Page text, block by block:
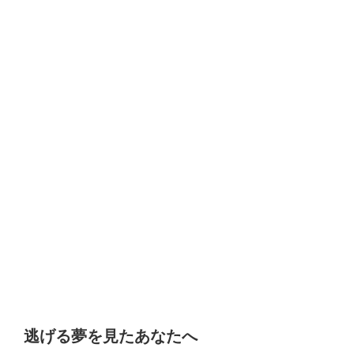
逃げる夢を見たあなたへ